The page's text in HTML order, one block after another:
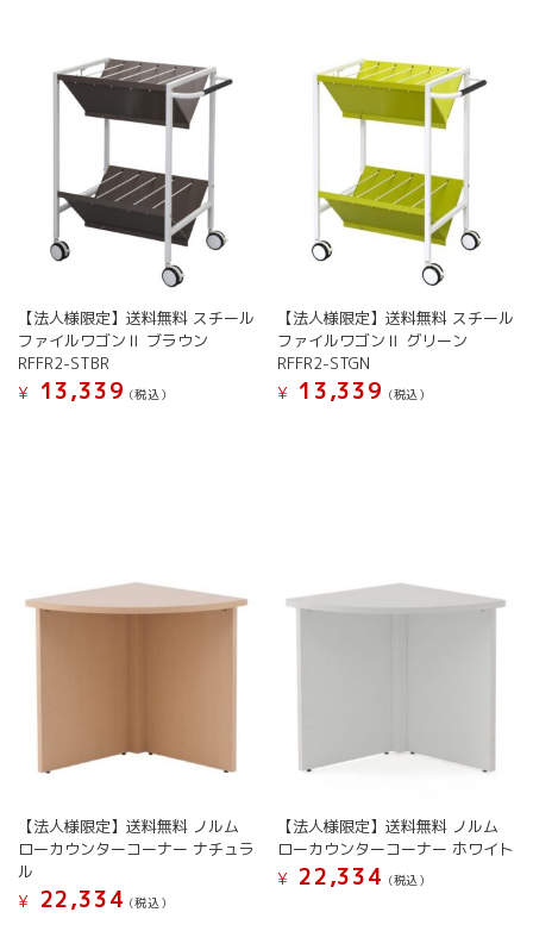
【法人様限定】送料無料 スチール
ファイルワゴンⅡ ブラウン
RFFR2-STBR
¥
13,339 (税込）
【法人様限定】送料無料 スチール
ファイルワゴンⅡ グリーン
RFFR2-STGN
¥
13,339 (税込）
【法人様限定】送料無料 ノルム
ローカウンターコーナー ナチュラ
ル
¥
22,334 (税込）
【法人様限定】送料無料 ノルム
ローカウンターコーナー ホワイト
¥ 22,334 (税込）